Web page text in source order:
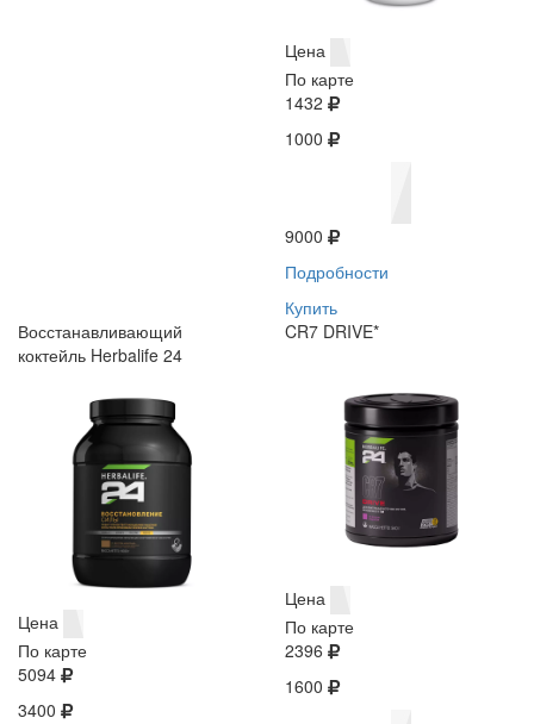
Цена
По карте
1432
1000
9000
Подробности
Купить
Восстанавливающий
коктейль Herbalife 24
Цена
По карте
5094
3400
CR7 DRIVE*
Цена
По карте
2396
1600